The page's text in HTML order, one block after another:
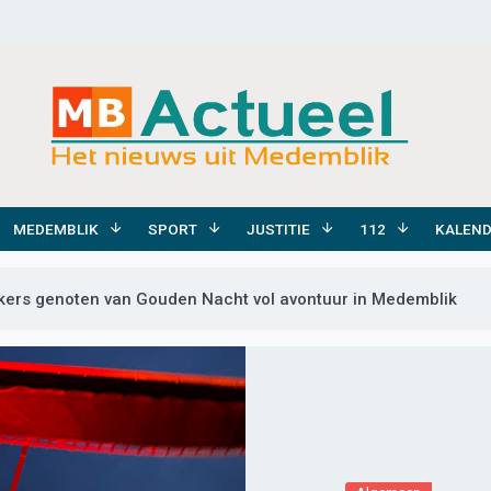
MEDEMBLIK SPORT JUSTITIE 112
genoten van Gouden Nacht vol avontuur in Medemblik